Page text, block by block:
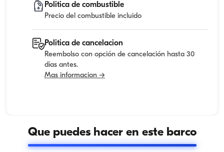
Politica de combustible
Precio del combustible incluido
Politica de cancelacion
Reembolso con opción de cancelación hasta 30
días antes.
Mas informacion →
Que puedes hacer en este barco